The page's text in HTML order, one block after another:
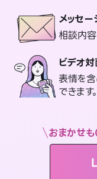
メッセー
相談内容
ビデオ
表情を
できます。
おまかせ